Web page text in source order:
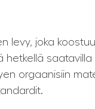
levy, joka
hetkellä
orgaanisiin